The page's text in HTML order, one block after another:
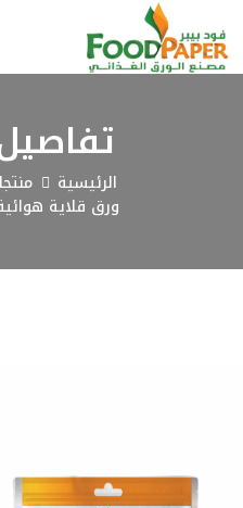
الرئيسية
ورق قلاية